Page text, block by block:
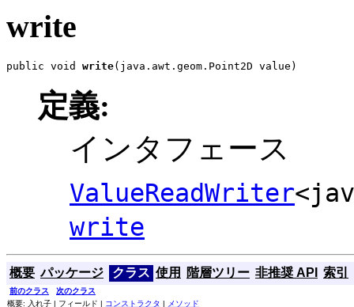
write
public void write(java.awt.geom.Point2D value)
定義:
インタフェース
ValueReadWriter
write
概要 パッケージ クラス 使用 階層ツリー 非推奨 API 索引
前のクラス
次のクラス
概要: 入れ子 | フィールド | コンストラクタ | メソッド